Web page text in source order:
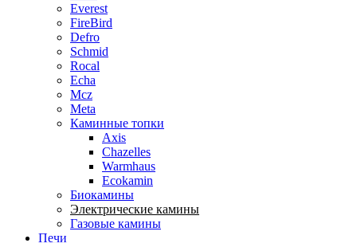
Everest
FireBird
Defro
Schmid
Rocal
Echa
Mcz
Meta
Каминные топки
Axis
Chazelles
Warmhaus
Ecokamin
Биокамины
Электрические камины
Газовые камины
Печи